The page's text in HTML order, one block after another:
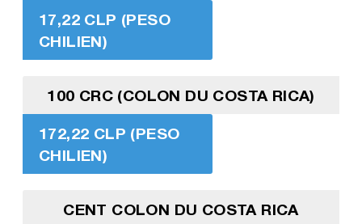
17,22 CLP (PESO
CHILIEN)
100 CRC (COLON DU COSTA RICA)
172,22 CLP (PESO
CHILIEN)
CENT COLON DU COSTA RICA